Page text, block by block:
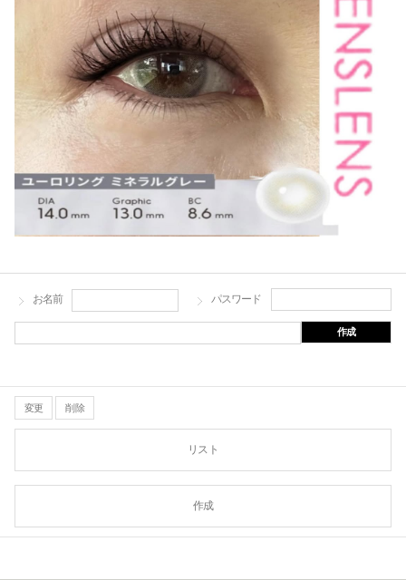
お名前 パスワード
作成
変更 削除
リスト
作成